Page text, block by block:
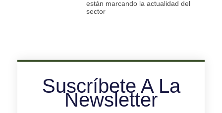
están marcando la actualidad del
sector
Suscríbete A La
Newsletter